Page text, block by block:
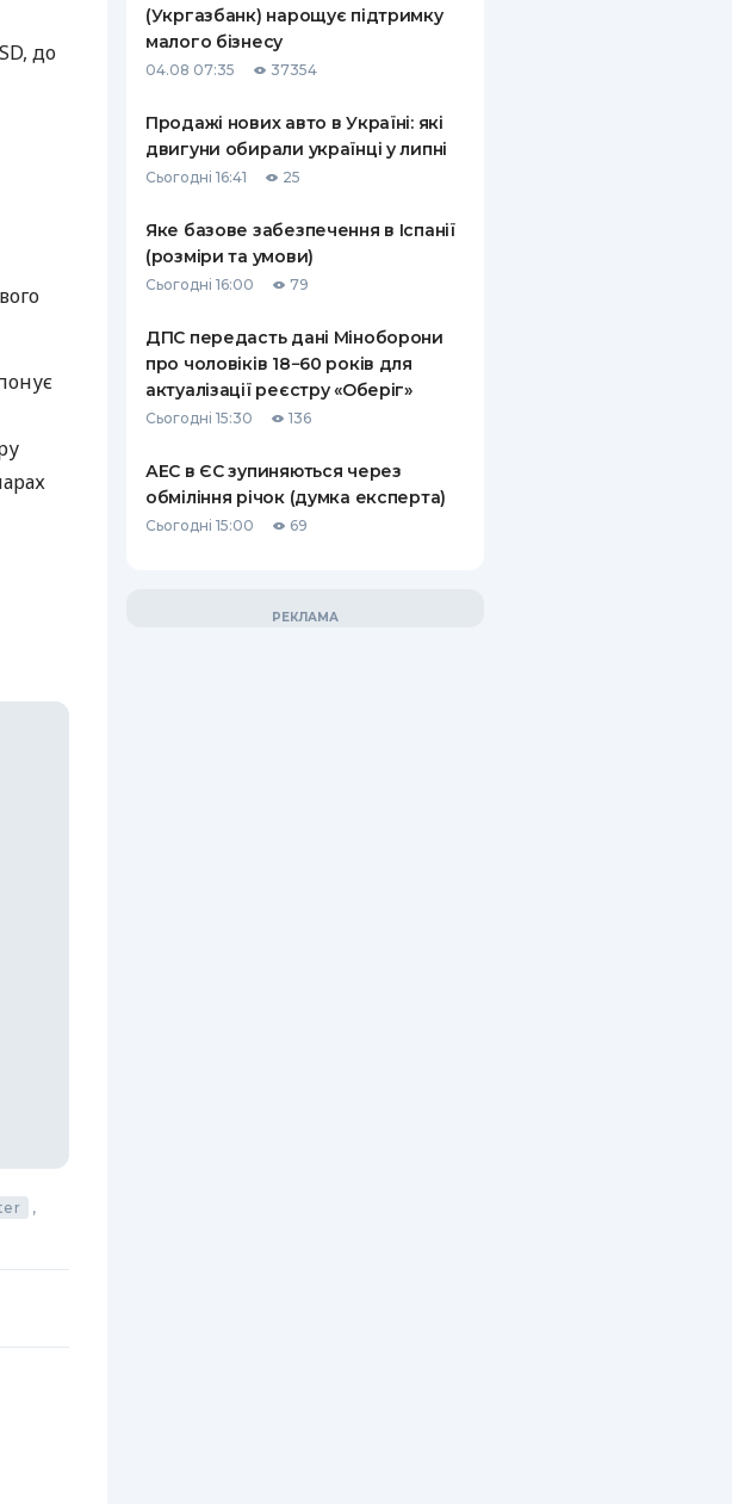
ПУТІВНИКИ ПО
СТРАХОВІ КОМПАНІЇ
КОМПАНІЇ
ДОСТАВКА І ОПЛАТА
, до
,
(Укргазбанк) нарощує підтримку
малого бізнесу
04.08 07:35 37354
Продажі нових авто в Україні: які
двигуни обирали українці у липні
Сьогодні 16:41 25
Яке базове забезпечення в Іспанії
(розміри та умови)
Сьогодні 16:00 79
ДПС передасть дані Міноборони
про чоловіків 18−60 років для
актуалізації реєстру «Оберіг»
Сьогодні 15:30 136
АЕС в ЄС зупиняються через
обміління річок (думка експерта)
Сьогодні 15:00 69